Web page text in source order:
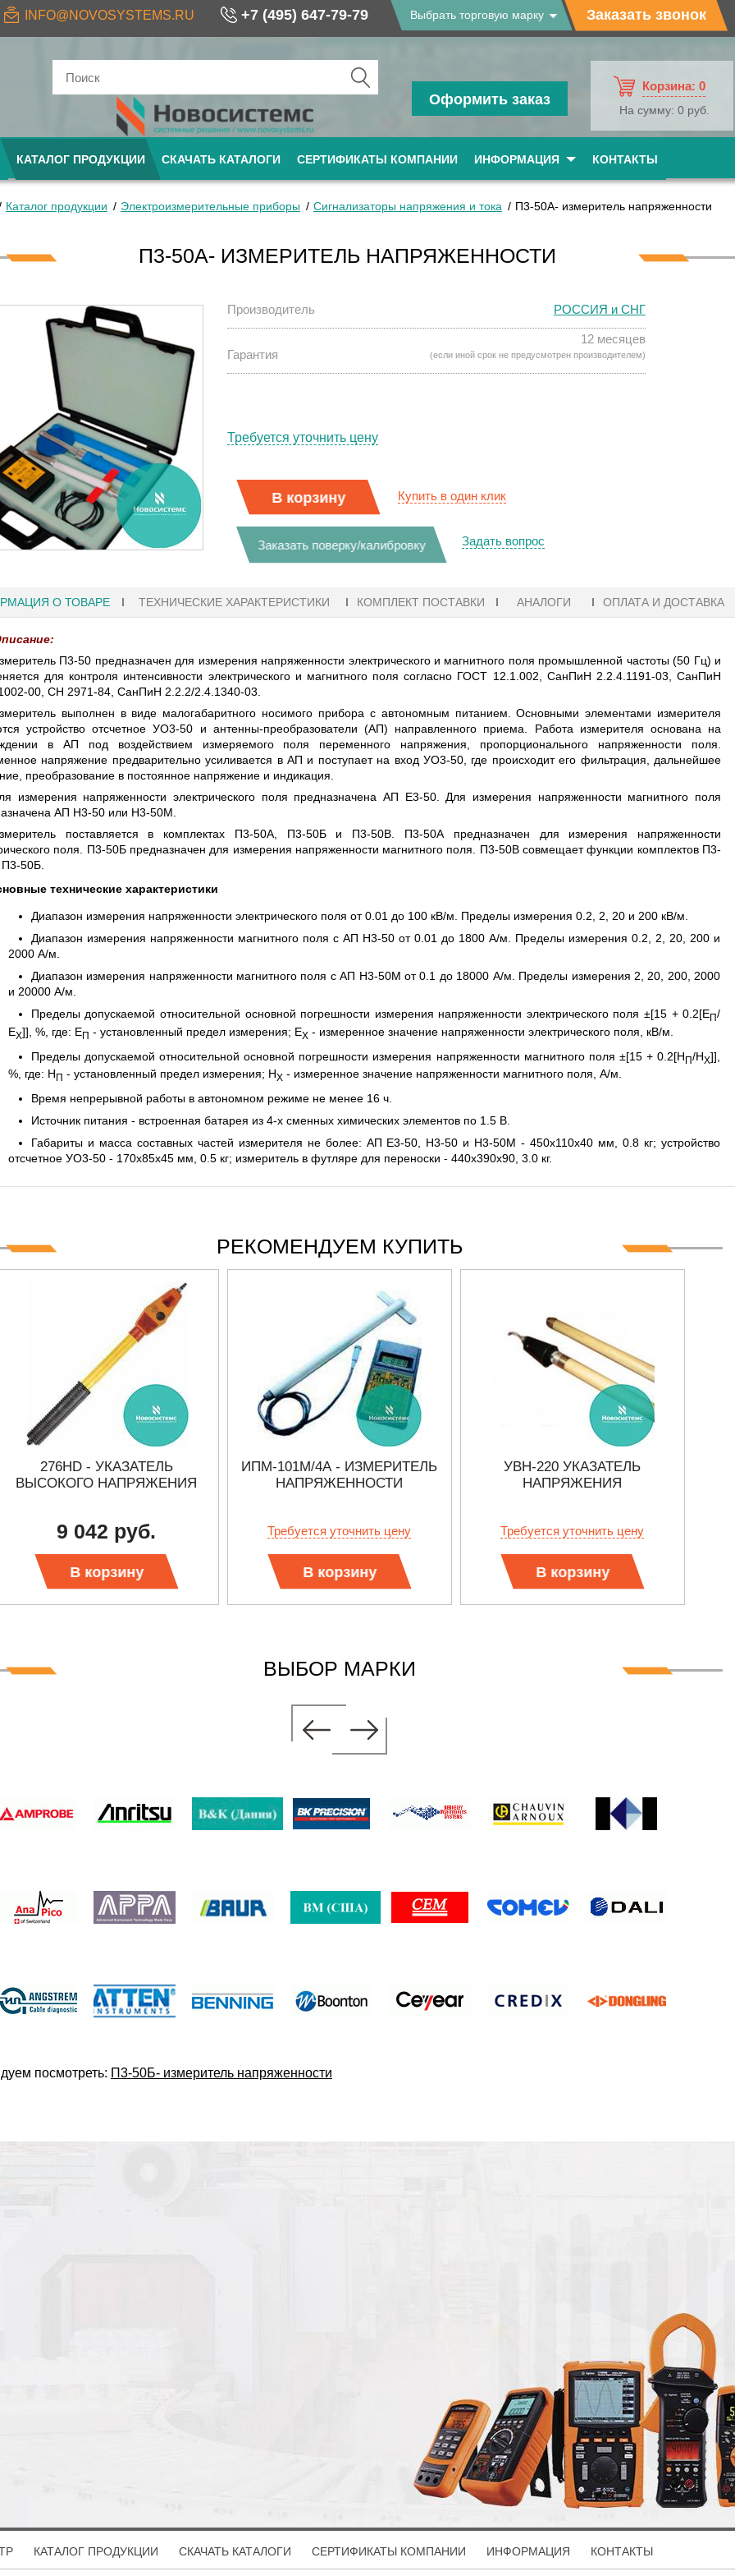
INFO@NOVOSYSTEMS.RU +7 (495) 647-79-79 Выбрать торговую марку Заказать звонок
Оформить заказ
Корзина: 0
На сумму: 0 руб.
КАТАЛОГ ПРОДУКЦИИ СКАЧАТЬ КАТАЛОГИ СЕРТИФИКАТЫ КОМПАНИИ ИНФОРМАЦИЯ КОНТАКТЫ
СЕРИИ UXR
27.01.2023 10:06
В НАЛИЧИИ! ZVH8, АНАЛИЗАТОР
КАБЕЛЕЙ И АНТЕНН, 100 КГЦ ДО 8 ГГЦ
(ГОСРЕЕСТР РФ)
Прочитать
Каталог продукции Электроизмерительные приборы Сигнализаторы напряжения и тока П3-50А- измеритель напряженности
П3-50А- ИЗМЕРИТЕЛЬ НАПРЯЖЕННОСТИ
Производитель РОССИЯ и СНГ
Гарантия
12 месяцев
(если иной срок не предусмотрен производителем)
Требуется уточнить цену
В корзину Купить в один клик
Заказать поверку/калибровку Задать вопрос
О ТОВАРЕ ТЕХНИЧЕСКИЕ ХАРАКТЕРИСТИКИ КОМПЛЕКТ ПОСТАВКИ АНАЛОГИ ОПЛАТА И ДОСТАВКА
П3-50 предназначен для измерения напряженности электрического и магнитного поля промышленной частоты (50 Гц) и
для контроля интенсивности электрического и магнитного поля согласно ГОСТ 12.1.002, СанПиН 2.2.4.1191-03, СанПиН
00, СН 2971-84, СанПиН 2.2.2/2.4.1340-03.
выполнен в виде малогабаритного носимого прибора с автономным питанием. Основными элементами измерителя
устройство отсчетное УО3-50 и антенны-преобразователи (АП) направленного приема. Работа измерителя основана на
в АП под воздействием измеряемого поля переменного напряжения, пропорционального напряженности поля.
напряжение предварительно усиливается в АП и поступает на вход УО3-50, где происходит его фильтрация, дальнейшее
преобразование в постоянное напряжение и индикация.
измерения напряженности электрического поля предназначена АП Е3-50. Для измерения напряженности магнитного поля
АП Н3-50 или Н3-50М.
поставляется в комплектах П3-50А, П3-50Б и П3-50В. П3-50А предназначен для измерения напряженности
поля. П3-50Б предназначен для измерения напряженности магнитного поля. П3-50В совмещает функции комплектов П3-
50Б.
технические характеристики
Диапазон измерения напряженности электрического поля от 0.01 до 100 кВ/м. Пределы измерения 0.2, 2, 20 и 200 кВ/м.
Диапазон измерения напряженности магнитного поля с АП Н3-50 от 0.01 до 1800 А/м. Пределы измерения 0.2, 2, 20, 200 и
2000 А/м.
Диапазон измерения напряженности магнитного поля с АП Н3-50М от 0.1 до 18000 А/м. Пределы измерения 2, 20, 200, 2000
и 20000 А/м.
Пределы допускаемой относительной основной погрешности измерения напряженности электрического поля ±[15 + 0.2[ЕП/
ЕX]], %, где: ЕП - установленный предел измерения; ЕX- измеренное значение напряженности электрического поля, кВ/м.
Пределы допускаемой относительной основной погрешности измерения напряженности магнитного поля ±[15 + 0.2[НП/НX]],
%, где: Н П - установленный предел измерения; НX- измеренное значение напряженности магнитного поля, А/м.
Время непрерывной работы в автономном режиме не менее 16 ч.
Источник питания - встроенная батарея из 4-х сменных химических элементов по 1.5 В.
Габариты и масса составных частей измерителя не более: АП Е3-50, Н3-50 и Н3-50М - 450х110х40 мм, 0.8 кг; устройство
отсчетное УО3-50 - 170х85х45 мм, 0.5 кг; измеритель в футляре для переноски - 440х390х90, 3.0 кг.
РЕКОМЕНДУЕМ КУПИТЬ
276HD - УКАЗАТЕЛЬ
ВЫСОКОГО НАПРЯЖЕНИЯ
9 042 руб.
В корзину
ИПМ-101М/4А - ИЗМЕРИТЕЛЬ
НАПРЯЖЕННОСТИ
Требуется уточнить цену
В корзину
УВН-220 УКАЗАТЕЛЬ
НАПРЯЖЕНИЯ
Требуется уточнить цену
В корзину
ВЫБОР МАРКИ
посмотреть: П3-50Б- измеритель напряженности
КАТАЛОГ ПРОДУКЦИИ СКАЧАТЬ КАТАЛОГИ СЕРТИФИКАТЫ КОМПАНИИ ИНФОРМАЦИЯ КОНТАКТЫ